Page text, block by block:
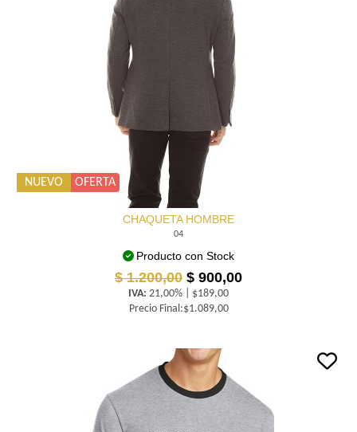
NUEVO OFERTA
CHAQUETA HOMBRE
04
Producto con Stock
$ 1.200,00 $ 900,00
IVA: 21,00% | $189,00
Precio Final:$1.089,00